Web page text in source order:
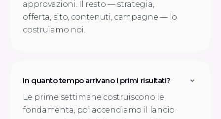
approvazioni. Il resto — strategia,
offerta, sito, contenuti, campagne — lo
costruiamo noi.
In quanto tempo arrivano i primi risultati?
Le prime settimane costruiscono le
fondamenta, poi accendiamo il lancio